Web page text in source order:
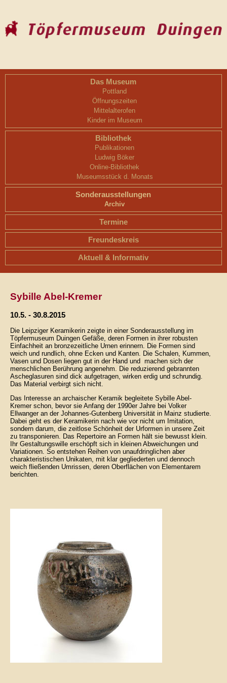
Das Museum
Pottland
Öffnungszeiten
Mittelalterofen
Kinder im Museum
Bibliothek
Publikationen
Ludwig Böker
Online-Bibliothek
Museumsstück d. Monats
Sonderausstellungen
Archiv
Termine
Freundeskreis
Aktuell & Informativ
Sybille Abel-Kremer
10.5. - 30.8.2015
Die Leipziger Keramikerin zeigte in einer Sonderausstellung im
Töpfermuseum Duingen Gefäße, deren Formen in ihrer robusten
Einfachheit an bronzezeitliche Urnen erinnern. Die Formen sind
weich und rundlich, ohne Ecken und Kanten. Die Schalen, Kummen,
Vasen und Dosen liegen gut in der Hand und machen sich der
menschlichen Berührung angenehm. Die reduzierend gebrannten
Ascheglasuren sind dick aufgetragen, wirken erdig und schrundig.
Das Material verbirgt sich nicht.
Das Interesse an archaischer Keramik begleitete Sybille Abel-
Kremer schon, bevor sie Anfang der 1990er Jahre bei Volker
Ellwanger an der Johannes-Gutenberg Universität in Mainz studierte.
Dabei geht es der Keramikerin nach wie vor nicht um Imitation,
sondern darum, die zeitlose Schönheit der Urformen in unsere Zeit
zu transponieren. Das Repertoire an Formen hält sie bewusst klein.
Ihr Gestaltungswille erschöpft sich in kleinen Abweichungen und
Variationen. So entstehen Reihen von unaufdringlichen aber
charakteristischen Unikaten, mit klar gegliederten und dennoch
weich fließenden Umrissen, deren Oberflächen von Elementarem
berichten.